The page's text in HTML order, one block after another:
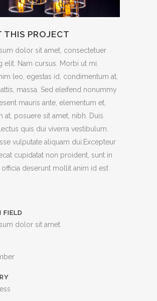
THIS PROJECT
dolor sit amet, consectetuer
elit. Nam cursus. Morbi ut mi.
leo, egestas id, condimentum at,
massa. Sed eleifend nonummy
mauris ante, elementum et,
at, posuere sit amet, nibh. Duis
quis dui viverra vestibulum.
vulputate aliquam dui.Excepteur
cupidatat non proident, sunt in
deserunt mollit anim id est
FIELD
dolor sit amet